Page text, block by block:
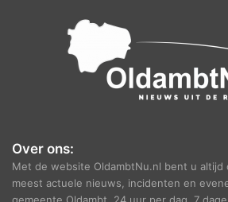
Over ons:
Met de website OldambtNu.nl bent u altijd
meest actuele nieuws, incidenten en